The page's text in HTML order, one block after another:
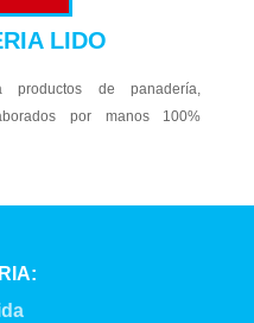
LIDO
productos de panadería,
por manos 100%